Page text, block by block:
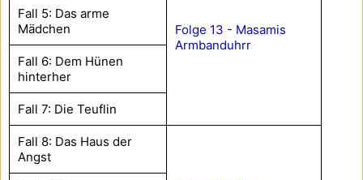
Folge 13 - Masamis
Armbanduhrr
Fall 5: Das arme
Mädchen
Fall 6: Dem Hünen
hinterher
Fall 7: Die Teuflin
Fall 8: Das Haus der
Angst